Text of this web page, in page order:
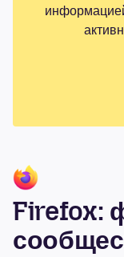
Firefox: